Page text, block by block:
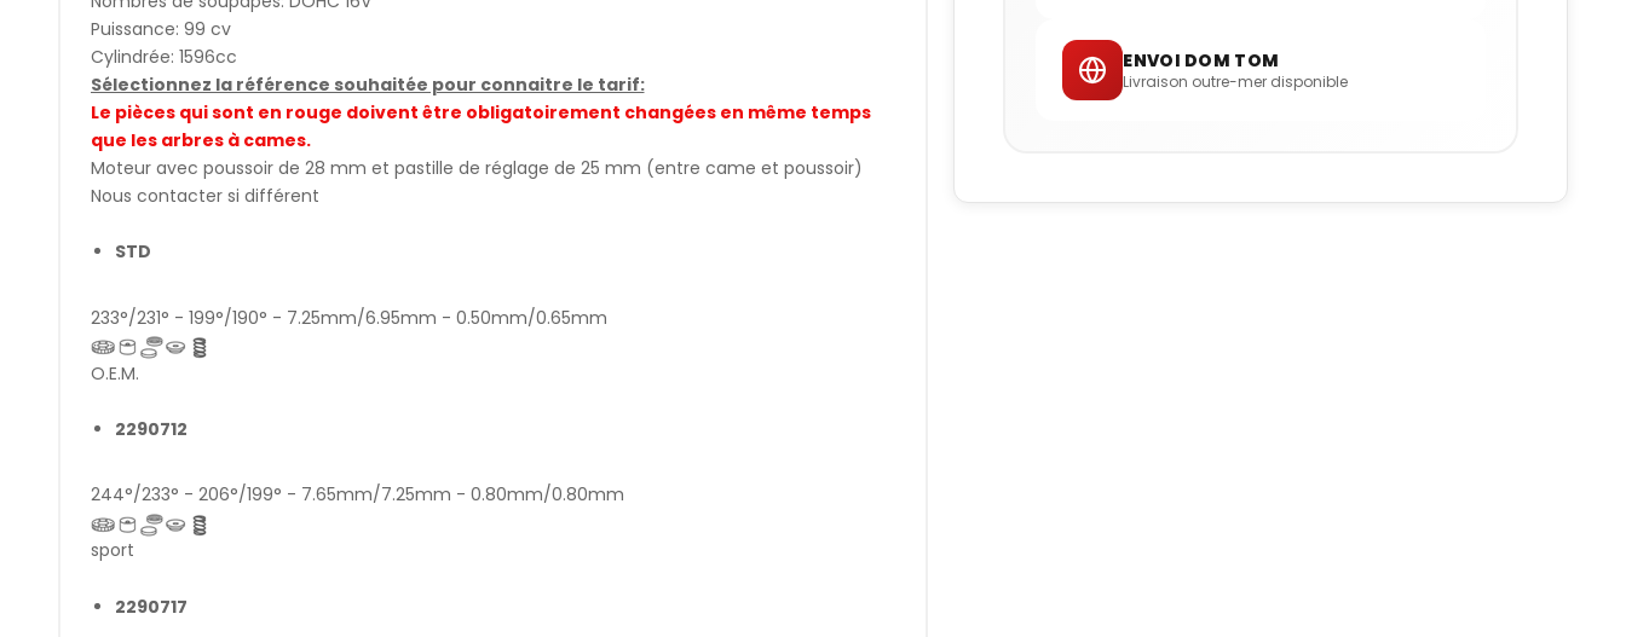
Puissance: 99 cv
Cylindrée: 1596cc
Sélectionnez la référence souhaitée pour connaitre le tarif:
Le pièces qui sont en rouge doivent être obligatoirement changées en même temps
que les arbres à cames.
Moteur avec poussoir de 28 mm et pastille de réglage de 25 mm (entre came et poussoir)
Nous contacter si différent
STD
233°/231° - 199°/190° - 7.25mm/6.95mm - 0.50mm/0.65mm
O.E.M.
2290712
244°/233° - 206°/199° - 7.65mm/7.25mm - 0.80mm/0.80mm
sport
2290717
ENVOI DOM TOM
Livraison outre-mer disponible